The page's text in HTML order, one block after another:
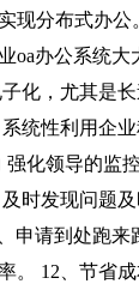
现分布式办
oa办公系统
化，尤其是
统性利用企
化领导的
时发现问题
申请到处跑
。 12、节省